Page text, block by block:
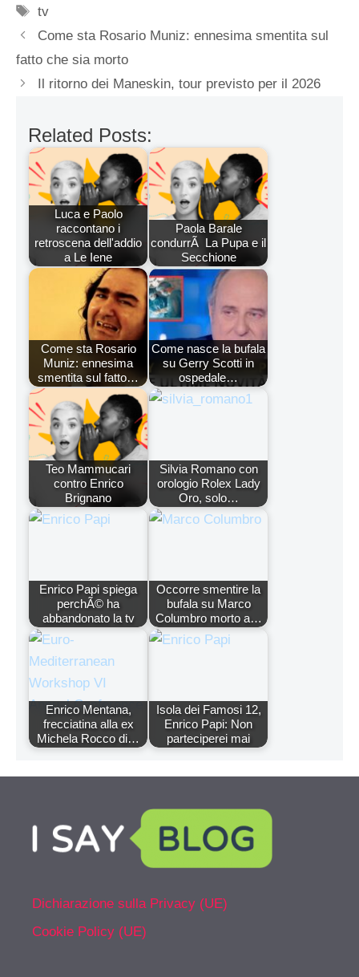
Tag
tv
Come sta Rosario Muniz: ennesima smentita sul
fatto che sia morto
Il ritorno dei Maneskin, tour previsto per il 2026
Related Posts:
Luca e Paolo
raccontano i
retroscena dell'addio
a Le Iene
Paola Barale
condurrÃ La Pupa e il
Secchione
Come sta Rosario
Muniz: ennesima
smentita sul fatto…
Come nasce la bufala
su Gerry Scotti in
ospedale…
Teo Mammucari
contro Enrico
Brignano
Silvia Romano con
orologio Rolex Lady
Oro, solo…
Enrico Papi spiega
perchÃ© ha
abbandonato la tv
Occorre smentire la
bufala su Marco
Columbro morto a…
Enrico Mentana,
frecciatina alla ex
Michela Rocco di…
Isola dei Famosi 12,
Enrico Papi: Non
parteciperei mai
Dichiarazione sulla Privacy (UE)
Cookie Policy (UE)